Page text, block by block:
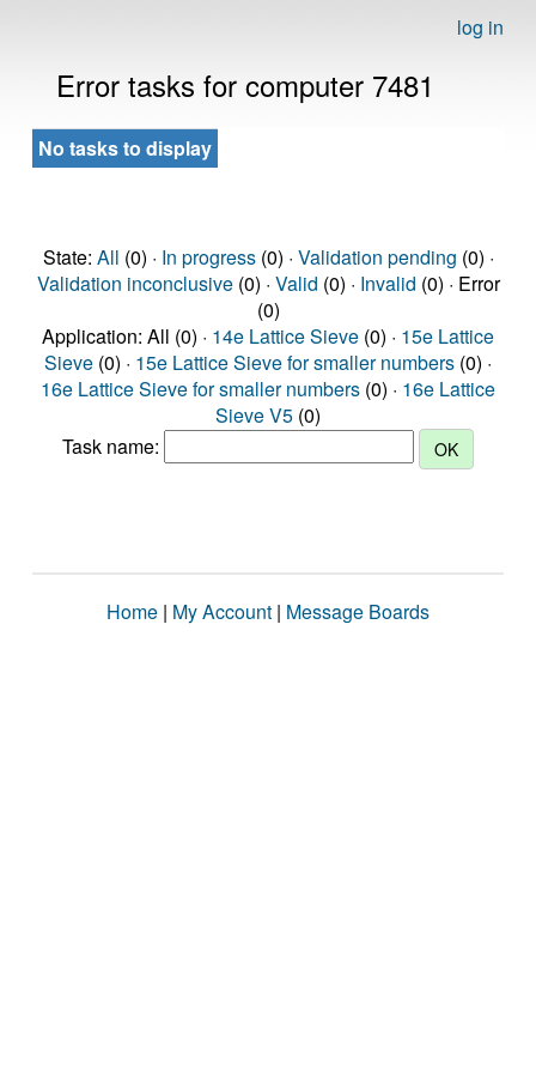
log in
Error tasks for computer 7481
No tasks to display
State: All (0) · In progress(0) · Validation pending (0) ·
Validation inconclusive(0) · Valid (0) · Invalid (0) · Error
(0)
Application: All (0) · 14e Lattice Sieve (0) · 15e Lattice
Sieve (0) · 15e Lattice Sieve for smaller numbers (0) ·
16e Lattice Sieve for smaller numbers (0) · 16e Lattice
Sieve V5 (0)
Task name:
Home | My Account | Message Boards